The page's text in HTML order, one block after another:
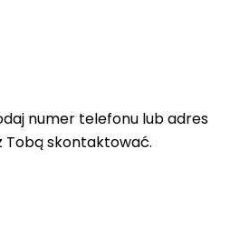
numer telefonu lub adres
Tobą skontaktować.